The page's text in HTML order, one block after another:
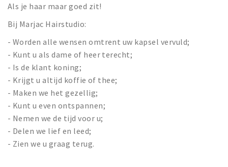
Uitjes & activiteiten
Toeristische routes
Natuurgebieden
Baroniepoorten
Privacy
Inloggen
Als je haar maar goed zit!
Bij Marjac Hairstudio:
- Worden alle wensen omtrent uw kapsel vervuld;
- Kunt u als dame of heer terecht;
- Is de klant koning;
- Krijgt u altijd koffie of thee;
- Maken we het gezellig;
- Kunt u even ontspannen;
- Nemen we de tijd voor u;
- Delen we lief en leed;
- Zien we u graag terug.